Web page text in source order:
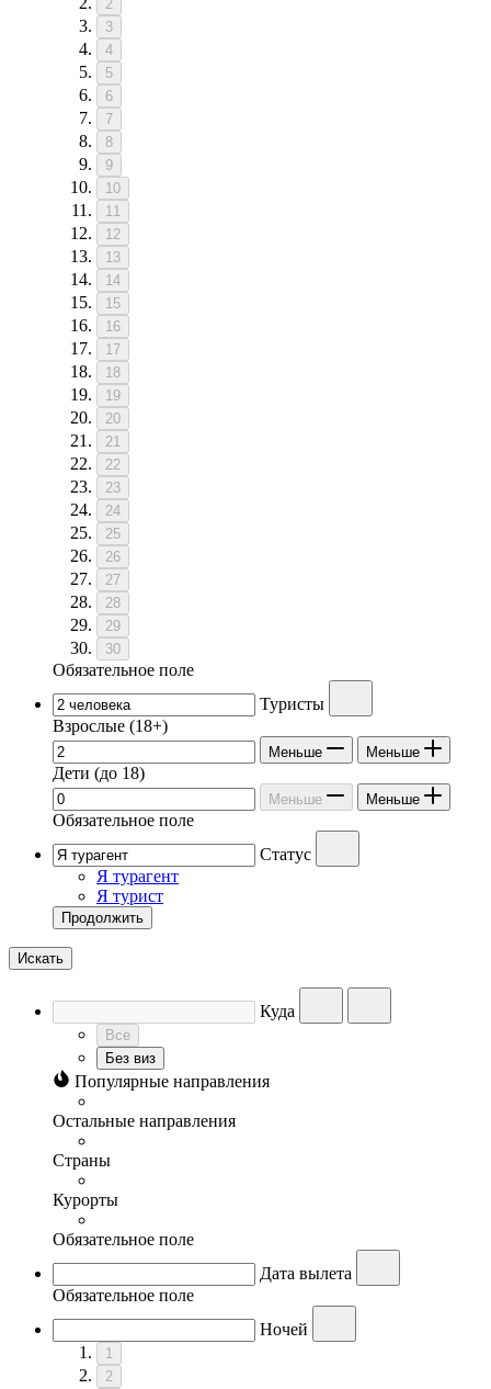
2
3
4
5
6
7
8
9
10
11
12
13
14
15
16
17
18
19
20
21
22
23
24
25
26
27
28
29
30
Обязательное поле
Туристы
Взрослые (18+)
Меньше Меньше
Дети (до 18)
Меньше Меньше
Обязательное поле
Статус
Я турагент
Я турист
Продолжить
Искать
Куда
Все
Без виз
Популярные направления
Остальные направления
Страны
Курорты
Обязательное поле
Дата вылета
Обязательное поле
Ночей
1
2